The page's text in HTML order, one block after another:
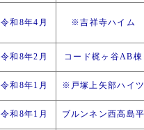
令和8年4月 ※吉祥寺ハイム
令和8年2月 コード梶ヶ谷AB棟
令和8年1月 ※戸塚上矢部ハイ
令和8年1月 ブルンネン西高島